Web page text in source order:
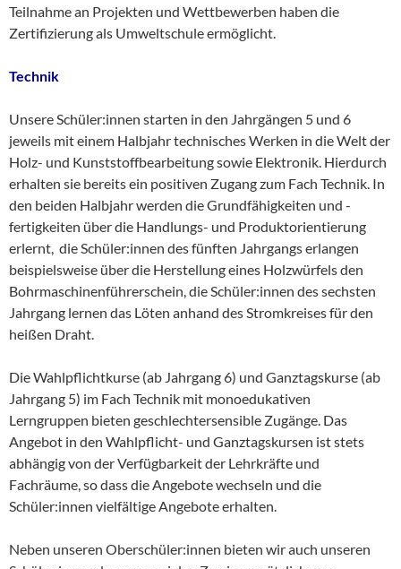
Teilnahme an Projekten und Wettbewerben haben die
Zertifizierung als Umweltschule ermöglicht.
Technik
Unsere Schüler:innen starten in den Jahrgängen 5 und 6
jeweils mit einem Halbjahr technisches Werken in die Welt der
Holz- und Kunststoffbearbeitung sowie Elektronik. Hierdurch
erhalten sie bereits ein positiven Zugang zum Fach Technik. In
den beiden Halbjahr werden die Grundfähigkeiten und -
fertigkeiten über die Handlungs- und Produktorientierung
erlernt, die Schüler:innen des fünften Jahrgangs erlangen
beispielsweise über die Herstellung eines Holzwürfels den
Bohrmaschinenführerschein, die Schüler:innen des sechsten
Jahrgang lernen das Löten anhand des Stromkreises für den
heißen Draht.
Die Wahlpflichtkurse (ab Jahrgang 6) und Ganztagskurse (ab
Jahrgang 5) im Fach Technik mit monoedukativen
Lerngruppen bieten geschlechtersensible Zugänge. Das
Angebot in den Wahlpflicht- und Ganztagskursen ist stets
abhängig von der Verfügbarkeit der Lehrkräfte und
Fachräume, so dass die Angebote wechseln und die
Schüler:innen vielfältige Angebote erhalten.
Neben unseren Oberschüler:innen bieten wir auch unseren